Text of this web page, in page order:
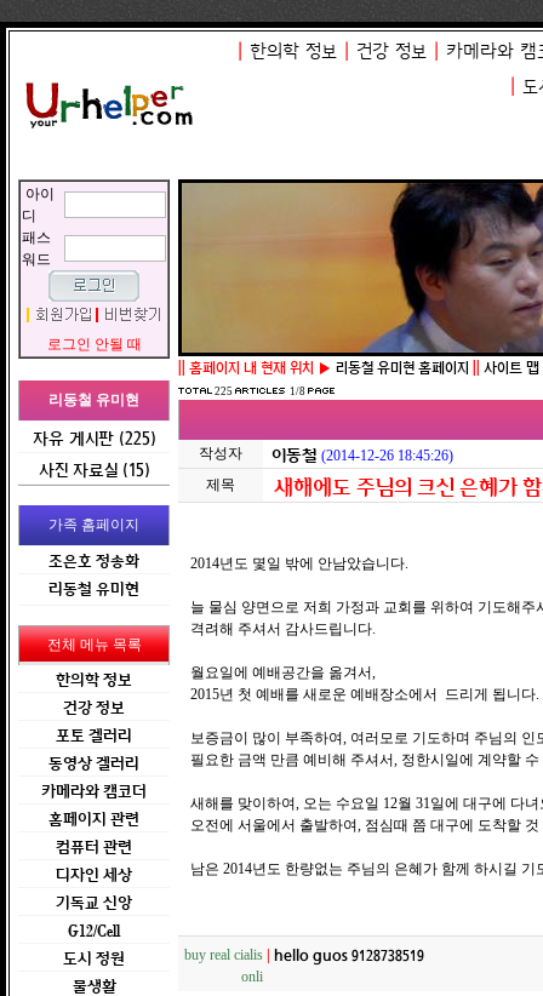
한의학 정보 건강 정보
카메라와 캠
도
아이
디
패스
워드
로그인 안될 때
리동철 유미현
자유 게시판 (225)
사진 자료실 (15)
가족 홈페이지
조은호 정송화
리동철 유미현
전체 메뉴 목록
한의학 정보
건강 정보
포토 겔러리
동영상 겔러리
카메라와 캠코더
홈페이지 관련
컴퓨터 관련
디자인 세상
기독교 신앙
G12/Cell
도시 정원
물생활
홈페이지 내 현재 위치 ▶ 리동철 유미현 홈페이지 사이트
225 1/8
작성자 이동철 (2014-12-26 18:45:26)
제목
새해에도 주님의 크신 은혜가
2014년도 몇일 밖에 안남았습니다.
늘 물심 양면으로 저희 가정과 교회를 위하여 기도해주
격려해 주셔서 감사드립니다.
월요일에 예배공간을 옮겨서,
2015년 첫 예배를 새로운 예배장소에서 드리게 됩니다.
보증금이 많이 부족하여, 여러모로 기도하며 주님의 인
필요한 금액 만큼 예비해 주셔서, 정한시일에 계약할
새해를 맞이하여, 오는 수요일 12월 31일에 대구에 다
오전에 서울에서 출발하여, 점심때 쯤 대구에 도착할
남은 2014년도 한량없는 주님의 은혜가 함께 하시길 기
buy real cialis
onli
hello guos 9128738519